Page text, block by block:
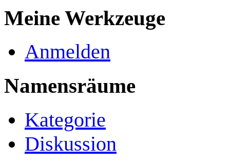
Meine Werkzeuge
Anmelden
Namensräume
Kategorie
Diskussion